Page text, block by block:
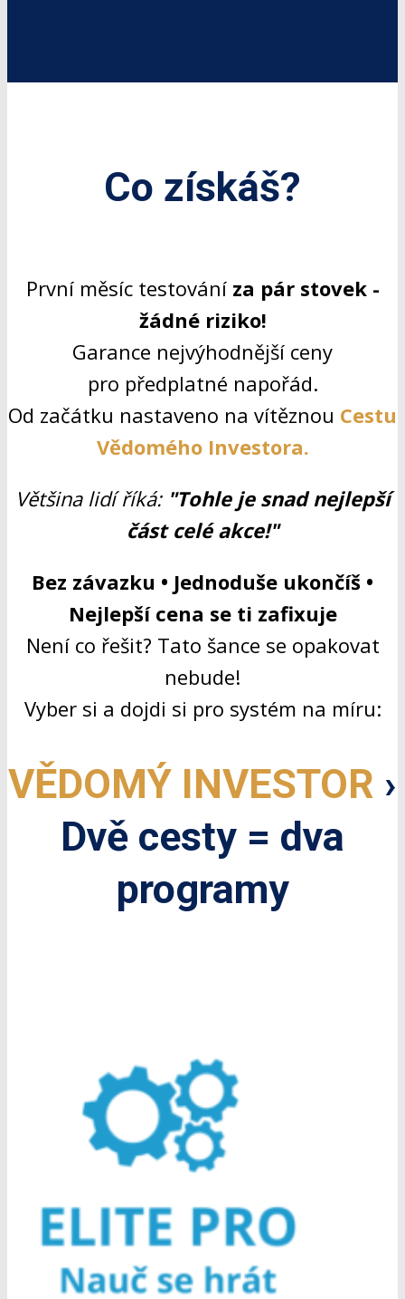
Co získáš?
První měsíc testování za pár stovek -
žádné riziko!
Garance nejvýhodnější ceny
pro předplatné napořád.
Od začátku nastaveno na vítěznou Cestu
Vědomého Investora.
Většina lidí říká: "Tohle je snad nejlepší
část celé akce!"
Bez závazku • Jednoduše ukončíš •
Nejlepší cena se ti zafixuje
Není co řešit? Tato šance se opakovat
nebude!
Vyber si a dojdi si pro systém na míru:
VĚDOMÝ INVESTOR ›
Dvě cesty = dva
programy